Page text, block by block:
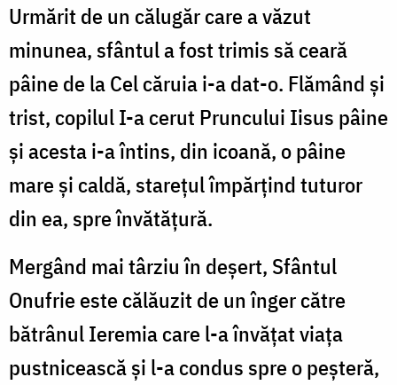
Urmărit de un călugăr care a văzut
minunea, sfântul a fost trimis să ceară
pâine de la Cel căruia i-a dat-o. Flămând și
trist, copilul I-a cerut Pruncului Iisus pâine
și acesta i-a întins, din icoană, o pâine
mare și caldă, starețul împărțind tuturor
din ea, spre învătățură.
Mergând mai târziu în deșert, Sfântul
Onufrie este călăuzit de un înger către
bătrânul Ieremia care l-a învățat viața
pustnicească și l-a condus spre o peșteră,